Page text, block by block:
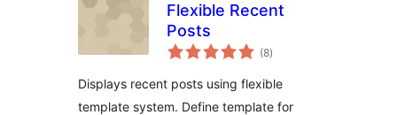
Flexible Recent
Posts
(8საერთო
რეიტინგი
)
Displays recent posts using flexible
template system. Define template for